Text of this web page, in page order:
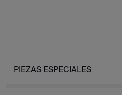
PIEZAS ESPECIALES